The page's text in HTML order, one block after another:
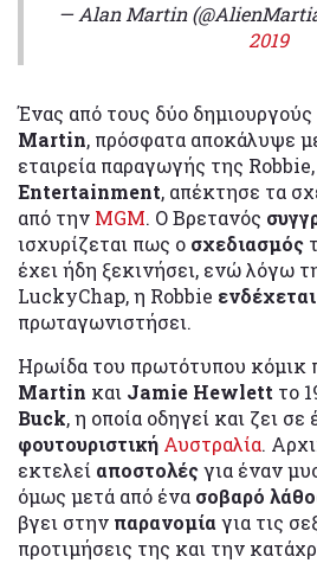
— Alan Martin
2019
Ένας από τους δύο δημιουργούς
Martin, πρόσφατα αποκάλυψε
εταιρεία παραγωγής της
Entertainment, απέκτησε τα
από την MGM. Ο Βρετανός
ισχυρίζεται πως ο σχεδιασμός
έχει ήδη ξεκινήσει, ενώ λόγω
LuckyChap, η Robbie ενδέχεται
πρωταγωνιστήσει.
Ηρωίδα του πρωτότυπου κόμικ
Martin και Jamie Hewlett το
Buck, η οποία οδηγεί και ζει
φουτουριστική Αυστραλία.
εκτελεί αποστολέςγια έναν
όμως μετά από ένα σοβαρό
βγει στην παρανομίαγια τις
προτιμήσεις της και την